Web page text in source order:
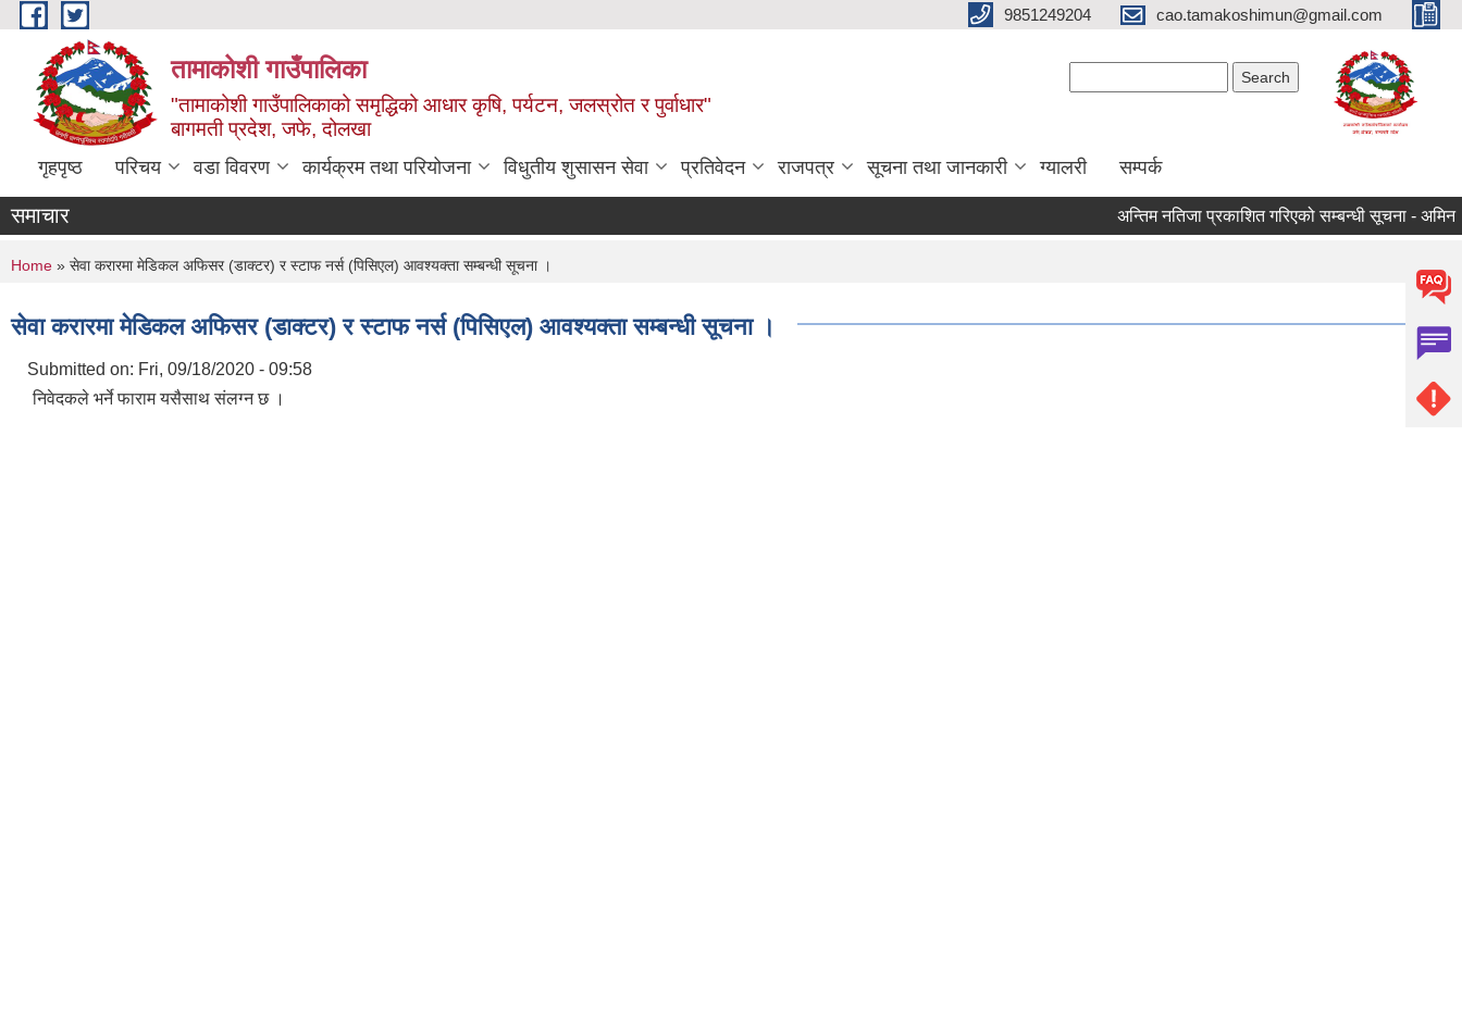
Skip to main content 9851249204 cao.tamakoshimun@gmail.com
तामाकोशी गाउँपालिका
"तामाकोशी गाउँपालिकाको समृद्धिको आधार कृषि, पर्यटन, जलस्रोत र पुर्वाधार"
बागमती प्रदेश, जफे, दोलखा
गृहपृष्ठ परिचय वडा विवरण कार्यक्रम तथा परियोजना विधुतीय शुसासन सेवा प्रतिवेदन राजपत्र सूचना तथा जानकारी ग्यालरी सम्पर्क
समाचार अन्तिम नतिजा प्रकाशित गरिएको सम्बन्धी सूचना - अमिन
You are here
Home » सेवा करारमा मेडिकल अफिसर (डाक्टर) र स्टाफ नर्स (पिसिएल) आवश्यक्ता सम्बन्धी सूचना ।
सेवा करारमा मेडिकल अफिसर (डाक्टर) र स्टाफ नर्स (पिसिएल) आवश्यक्ता सम्बन्धी सूचना ।
Submitted on: Fri, 09/18/2020 - 09:58
निवेदकले भर्ने फाराम यसैसाथ संलग्न छ ।